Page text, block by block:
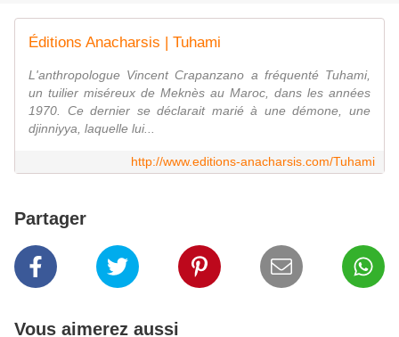
Éditions Anacharsis | Tuhami
L'anthropologue Vincent Crapanzano a fréquenté Tuhami,
un tuilier miséreux de Meknès au Maroc, dans les années
1970. Ce dernier se déclarait marié à une démone, une
djinniyya, laquelle lui...
http://www.editions-anacharsis.com/Tuhami
Partager
Vous aimerez aussi